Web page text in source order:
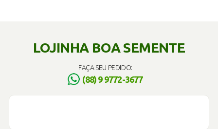
LOJINHA BOA SEMENTE
FAÇA SEU PEDIDO:
(88) 9 9772-3677